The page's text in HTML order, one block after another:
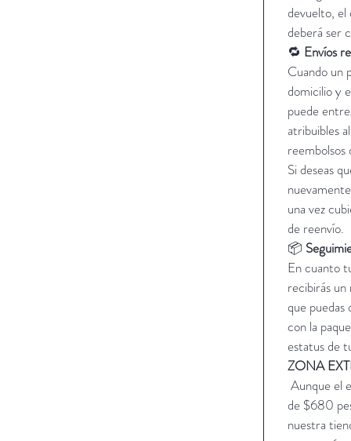
devuelto, el
deberá ser
🔁 Envíos
Cuando un
domicilio y
puede
atribuibles
reembolsos
Si deseas
una vez
de reenvío.
📦
En cuanto
recibirás un
que
con la
estatus de
ZONA
Aunque el
de $680
nuestra